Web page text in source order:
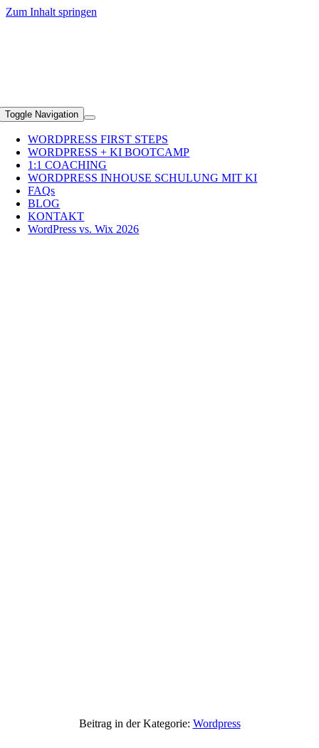
Zum Inhalt springen
+49 (0)89 2351 5690
Toggle Navigation
WORDPRESS FIRST STEPS
WORDPRESS + KI BOOTCAMP
1:1 COACHING
WORDPRESS INHOUSE SCHULUNG MIT KI
FAQs
BLOG
KONTAKT
WordPress vs. Wix 2026
Beitrag in der Kategorie: Wordpress